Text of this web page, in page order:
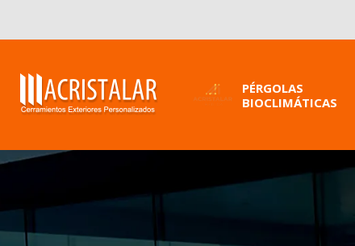
PÉRGOLAS
BIOCLIMÁTICAS